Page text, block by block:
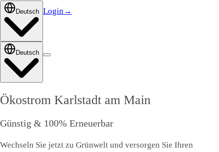
Deutsch Login→
Deutsch
Ökostrom Karlstadt am Main
Günstig & 100% Erneuerbar
Wechseln Sie jetzt zu Grünwelt und versorgen Sie Ihren